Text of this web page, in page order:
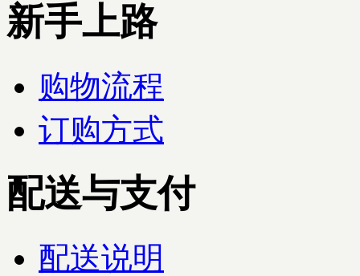
新手上路
购物流程
订购方式
配送与支付
配送说明